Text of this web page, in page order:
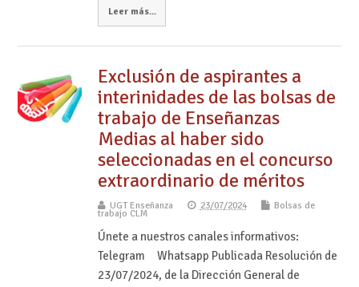
Leer más...
Exclusión de aspirantes a
interinidades de las bolsas de
trabajo de Enseñanzas
Medias al haber sido
seleccionadas en el concurso
extraordinario de méritos
UGT Enseñanza 23/07/2024 Bolsas de
trabajo CLM
Únete a nuestros canales informativos:
Telegram Whatsapp Publicada Resolución de
23/07/2024, de la Dirección General de